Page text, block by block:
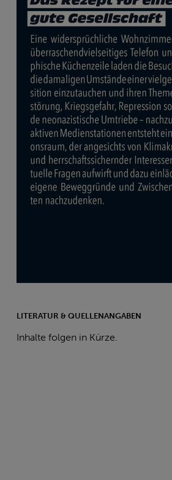
LITERATUR & QUELLENANGABEN
Inhalte folgen in Kürze.